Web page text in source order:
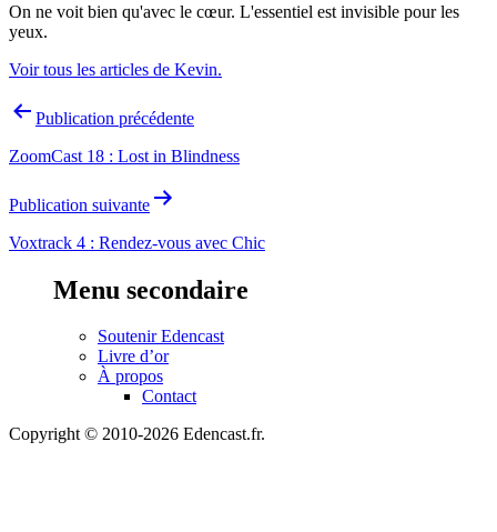
On ne voit bien qu'avec le cœur. L'essentiel est invisible pour les
yeux.
Voir tous les articles de Kevin.
Navigation
l’article
Publication précédente
ZoomCast 18 : Lost in Blindness
Publication suivante
Voxtrack 4 : Rendez-vous avec Chic
Menu secondaire
Soutenir Edencast
Livre d’or
À propos
Contact
Copyright © 2010-2026 Edencast.fr.